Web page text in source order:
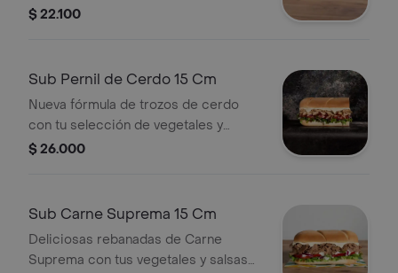
salsas que prefieras.
$ 22.100
Sub Pernil de Cerdo 15 Cm
Nueva fórmula de trozos de cerdo
con tu selección de vegetales y
salsas
$ 26.000
Sub Carne Suprema 15 Cm
Deliciosas rebanadas de Carne
Suprema con tus vegetales y salsas